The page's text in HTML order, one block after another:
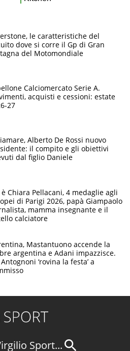
le caratteristiche del
dove si corre il Gp di Gran
del Motomondiale
Calciomercato Serie A.
acquisti e cessioni: estate
27
Alberto De Rossi nuovo
il compito e gli obiettivi
dal figlio Daniele
Chiara Pellacani, 4 medaglie agli
di Parigi 2026, papà Giampaolo
mamma insegnante e il
calciatore
Mastantuono accende la
argentina e Adani impazzisce.
‘rovina la festa’ a
Sport...